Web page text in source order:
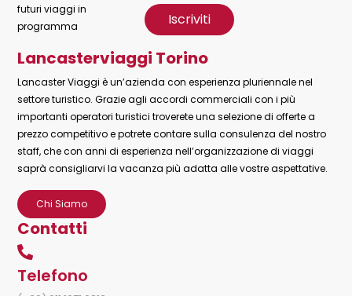
Lancasterviaggi Torino
Lancaster Viaggi è un’azienda con esperienza pluriennale nel
settore turistico. Grazie agli accordi commerciali con i più
importanti operatori turistici troverete una selezione di offerte a
prezzo competitivo e potrete contare sulla consulenza del nostro
staff, che con anni di esperienza nell’organizzazione di viaggi
saprà consigliarvi la vacanza più adatta alle vostre aspettative.
Chi Siamo
Contatti
Telefono
futuri viaggi in
programma